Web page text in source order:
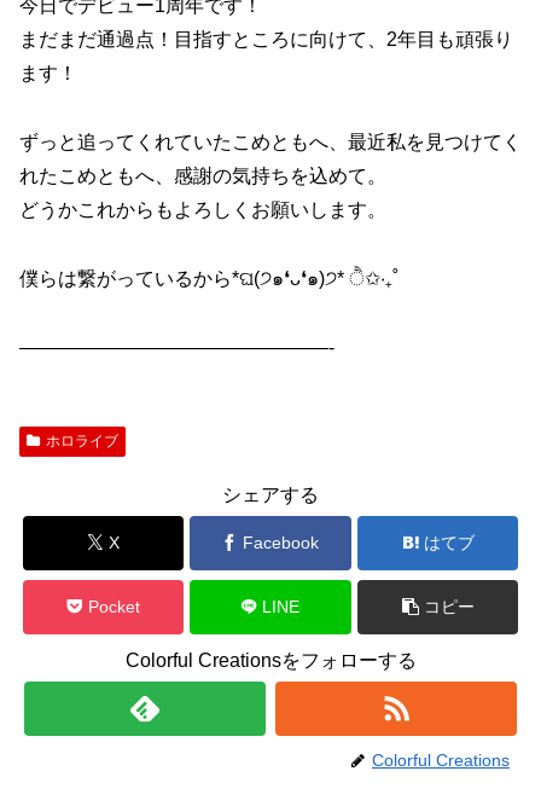
今日でデビュー1周年です！
まだまだ通過点！目指すところに向けて、2年目も頑張り
ます！
ずっと追ってくれていたこめともへ、最近私を見つけてく
れたこめともへ、感謝の気持ちを込めて。
どうかこれからもよろしくお願いします。
僕らは繋がっているから*ଘ(੭๑❛ᴗ❛๑)੭* ੈ✩‧₊˚
————————————————-
ホロライブ
シェアする
X Facebook はてブ
Pocket LINE コピー
Colorful Creationsをフォローする
Colorful Creations